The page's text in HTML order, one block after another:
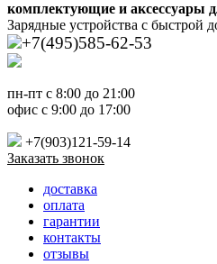
комплектующие и аксессуары
Зарядные устройства с быстрой
+7(495)585-62-53
пн-пт с 8:00 до 21:00
офис с 9:00 до 17:00
+7(903)121-59-14
Заказать звонок
доставка
оплата
гарантии
контакты
отзывы